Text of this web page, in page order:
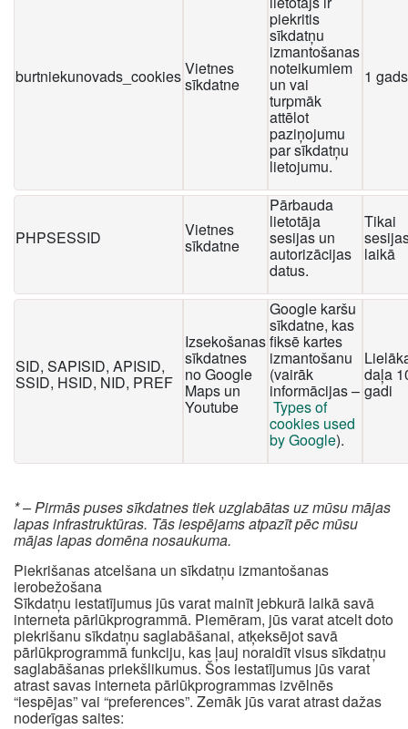
burtniekunovads_cookiesVietnes
sīkdatne
piekritis
sīkdatņu
izmantošanas
noteikumiem
un vai
turpmāk
attēlot
paziņojumu
par sīkdatņu
lietojumu.
1 gads
PHPSESSID Vietnes
sīkdatne
Pārbauda
lietotāja
sesijas un
autorizācijas
datus.
Tikai
laikā
SID, SAPISID, APISID,
SSID, HSID, NID, PREF
Izsekošanas
sīkdatnes
no Google
Maps un
Youtube
Google karšu
sīkdatne, kas
fiksē kartes
izmantošanu
(vairāk
informācijas –
Types of
cookies used
by Google).
daļa
gadi
* – Pirmās puses sīkdatnes tiek uzglabātas uz mūsu mājas
lapas infrastruktūras. Tās iespējams atpazīt pēc mūsu
mājas lapas domēna nosaukuma.
Piekrišanas atcelšana un sīkdatņu izmantošanas
ierobežošana
Sīkdatņu iestatījumus jūs varat mainīt jebkurā laikā savā
interneta pārlūkprogrammā. Piemēram, jūs varat atcelt doto
piekrišanu sīkdatņu saglabāšanai, atķeksējot savā
pārlūkprogrammā funkciju, kas ļauj noraidīt visus sīkdatņu
saglabāšanas priekšlikumus. Šos iestatījumus jūs varat
atrast savas interneta pārlūkprogrammas izvēlnēs
“iespējas” vai “preferences”. Zemāk jūs varat atrast dažas
noderīgas saites: